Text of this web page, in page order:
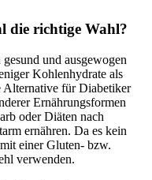
die richtige Wahl?
und ausgewogen
Kohlenhydrate als
Alternative für Diabetiker
Ernährungsformen
oder Diäten nach
ernähren. Da es kein
einer Gluten- bzw.
verwenden.